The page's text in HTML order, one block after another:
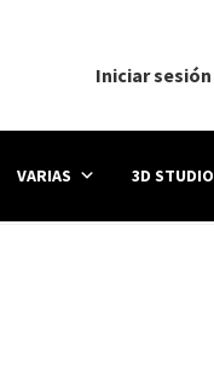
Iniciar sesión
VARIAS 3D STUDIO